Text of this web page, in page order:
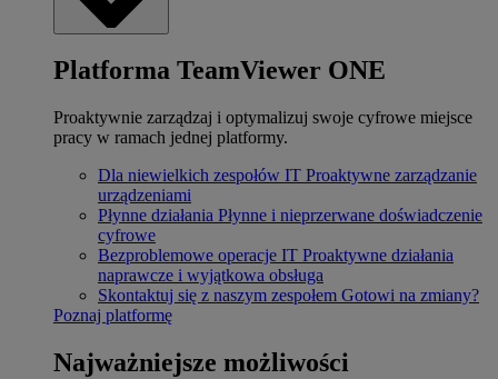
Platforma TeamViewer ONE
Proaktywnie zarządzaj i optymalizuj swoje cyfrowe miejsce
pracy w ramach jednej platformy.
Dla niewielkich zespołów IT Proaktywne zarządzanie
urządzeniami
Płynne działania Płynne i nieprzerwane doświadczenie
cyfrowe
Bezproblemowe operacje IT Proaktywne działania
naprawcze i wyjątkowa obsługa
Skontaktuj się z naszym zespołem Gotowi na zmiany?
Poznaj platformę
Najważniejsze możliwości